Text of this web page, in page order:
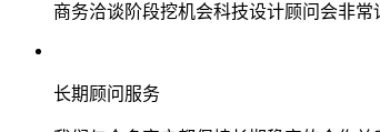
商务洽谈阶段挖机会科技设计顾问会非
长期顾问服务